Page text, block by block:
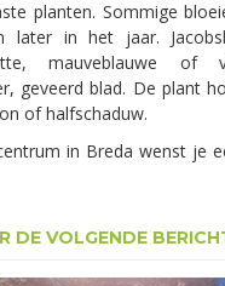
planten. Sommige
later in het jaar.
mauveblauwe of
geveerd blad. De plant
of halfschaduw.
in Breda wenst je
DE VOLGENDE